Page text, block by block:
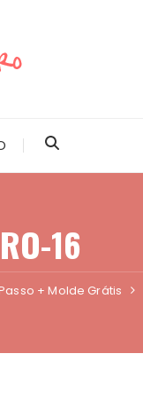
16
+ Molde Grátis